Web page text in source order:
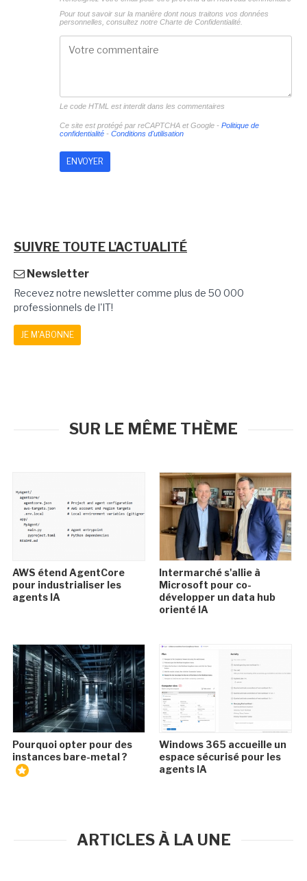
Pour tout savoir sur la manière dont nous traitons vos données
personnelles, consultez notre Charte de Confidentialité.
Le code HTML est interdit dans les commentaires
Ce site est protégé par reCAPTCHA et Google - Politique de
confidentialité- Conditions d'utilisation
SUIVRE TOUTE L'ACTUALITÉ
Newsletter
Recevez notre newsletter comme plus de 50 000
professionnels de l'IT!
JE M'ABONNE
SUR LE MÊME THÈME
AWS étend AgentCore
pour industrialiser les
agents IA
Intermarché s'allie à
Microsoft pour co-
développer un data hub
orienté IA
Pourquoi opter pour des
instances bare-metal ?
Windows 365 accueille un
espace sécurisé pour les
agents IA
ARTICLES À LA UNE